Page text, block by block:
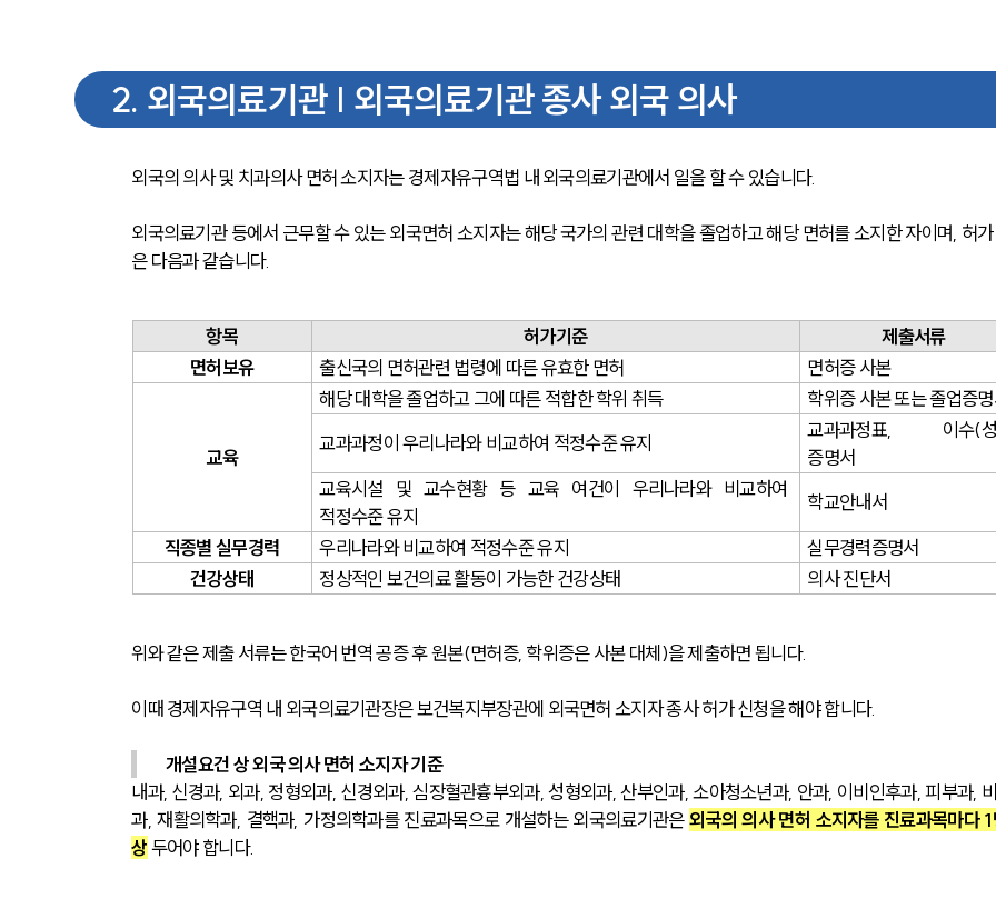
2. 외국의료기관 | 외국의료기관 종사 외국 의사
외국의 의사 및 치과의사 면허 소지자는 경제자유구역법 내 외국의료기관에서 일을 할 수 있습니다.
외국의료기관 등에서 근무할 수 있는 외국면허 소지자는 해당 국가의 관련 대학을 졸업하고 해당 면허를 소지한 자이며, 허
은 다음과 같습니다.
항목 허가기준
제출서류
면허보유
출신국의 면허관련 법령에 따른 유효한 면허 면허증 사본
교육
해당 대학을 졸업하고 그에 따른 적합한 학위 취득
학위증 사본 또는 졸업증명
교과과정이 우리나라와 비교하여 적정수준 유지
교과과정표, 이수(성
증명서
교육시설 및 교수현황 등 교육 여건이 우리나라와 비교하여
적정수준 유지
학교안내서
직종별 실무경력
우리나라와 비교하여 적정수준 유지
실무경력증명서
건강상태
정상적인 보건의료 활동이 가능한 건강상태 의사 진단서
위와 같은 제출 서류는 한국어 번역 공증 후 원본(면허증, 학위증은 사본 대체)을 제출하면 됩니다.
이때 경제자유구역 내 외국의료기관장은 보건복지부장관에 외국면허 소지자 종사 허가 신청을 해야 합니다.
개설요건 상 외국 의사 면허 소지자 기준
내과, 신경과, 외과, 정형외과, 신경외과, 심장혈관흉부외과, 성형외과, 산부인과, 소아청소년과, 안과, 이비인후과, 피부과,
과, 재활의학과, 결핵과, 가정의학과를 진료과목으로 개설하는 외국의료기관은 외국의 의사 면허 소지자를 진료과목마다 1
상 두어야 합니다.